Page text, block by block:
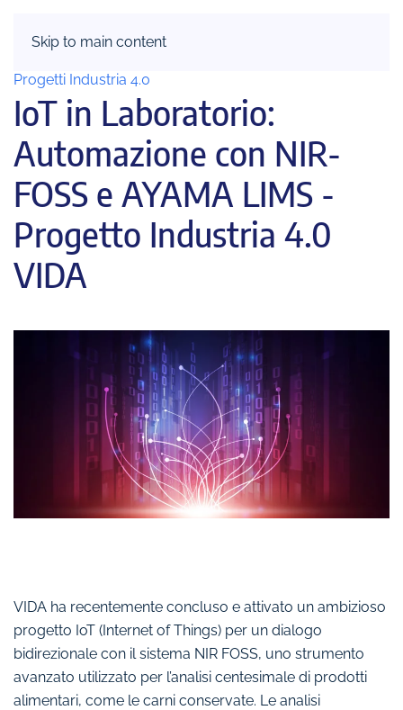
Skip to main content
Progetti Industria 4.0
IoT in Laboratorio:
Automazione con NIR-
FOSS e AYAMA LIMS -
Progetto Industria 4.0
VIDA
VIDA ha recentemente concluso e attivato un ambizioso
progetto IoT (Internet of Things) per un dialogo
bidirezionale con il sistema NIR FOSS, uno strumento
avanzato utilizzato per l’analisi centesimale di prodotti
alimentari, come le carni conservate. Le analisi